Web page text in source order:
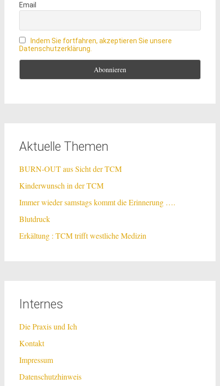
Email
Indem Sie fortfahren, akzeptieren Sie unsere
Datenschutzerklärung.
Aktuelle Themen
BURN-OUT aus Sicht der TCM
Kinderwunsch in der TCM
Immer wieder samstags kommt die Erinnerung ….
Blutdruck
Erkältung : TCM trifft westliche Medizin
Internes
Die Praxis und Ich
Kontakt
Impressum
Datenschutzhinweis